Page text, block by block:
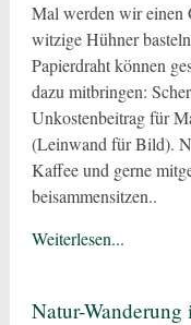
Mal werden wir einen
witzige Hühner
Papierdraht können
dazu mitbringen:
Unkostenbeitrag für
(Leinwand für Bild).
Kaffee und gerne
beisammensitzen..
Weiterlesen...
Natur-